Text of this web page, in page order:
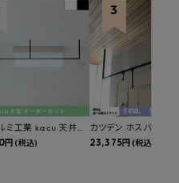
ミ工業 kacu 天井付
E型 サイズオーダー
円 (税込)
カツデン ホスバ 天井
物干し 標準サイズ ス
23,375円 (税込)